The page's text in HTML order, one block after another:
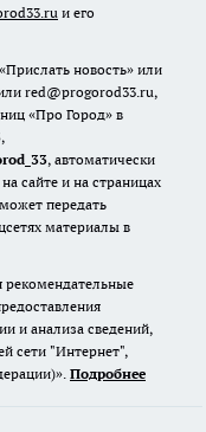
и его
новость» или
red@progorod33.ru,
«Про Город» в
,
, автоматически
сайте и на страницах
передать
материалы в
и анализа сведений,
сети "Интернет",
Подробнее